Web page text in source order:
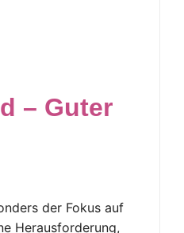
– Guter
der Fokus auf
Herausforderung,